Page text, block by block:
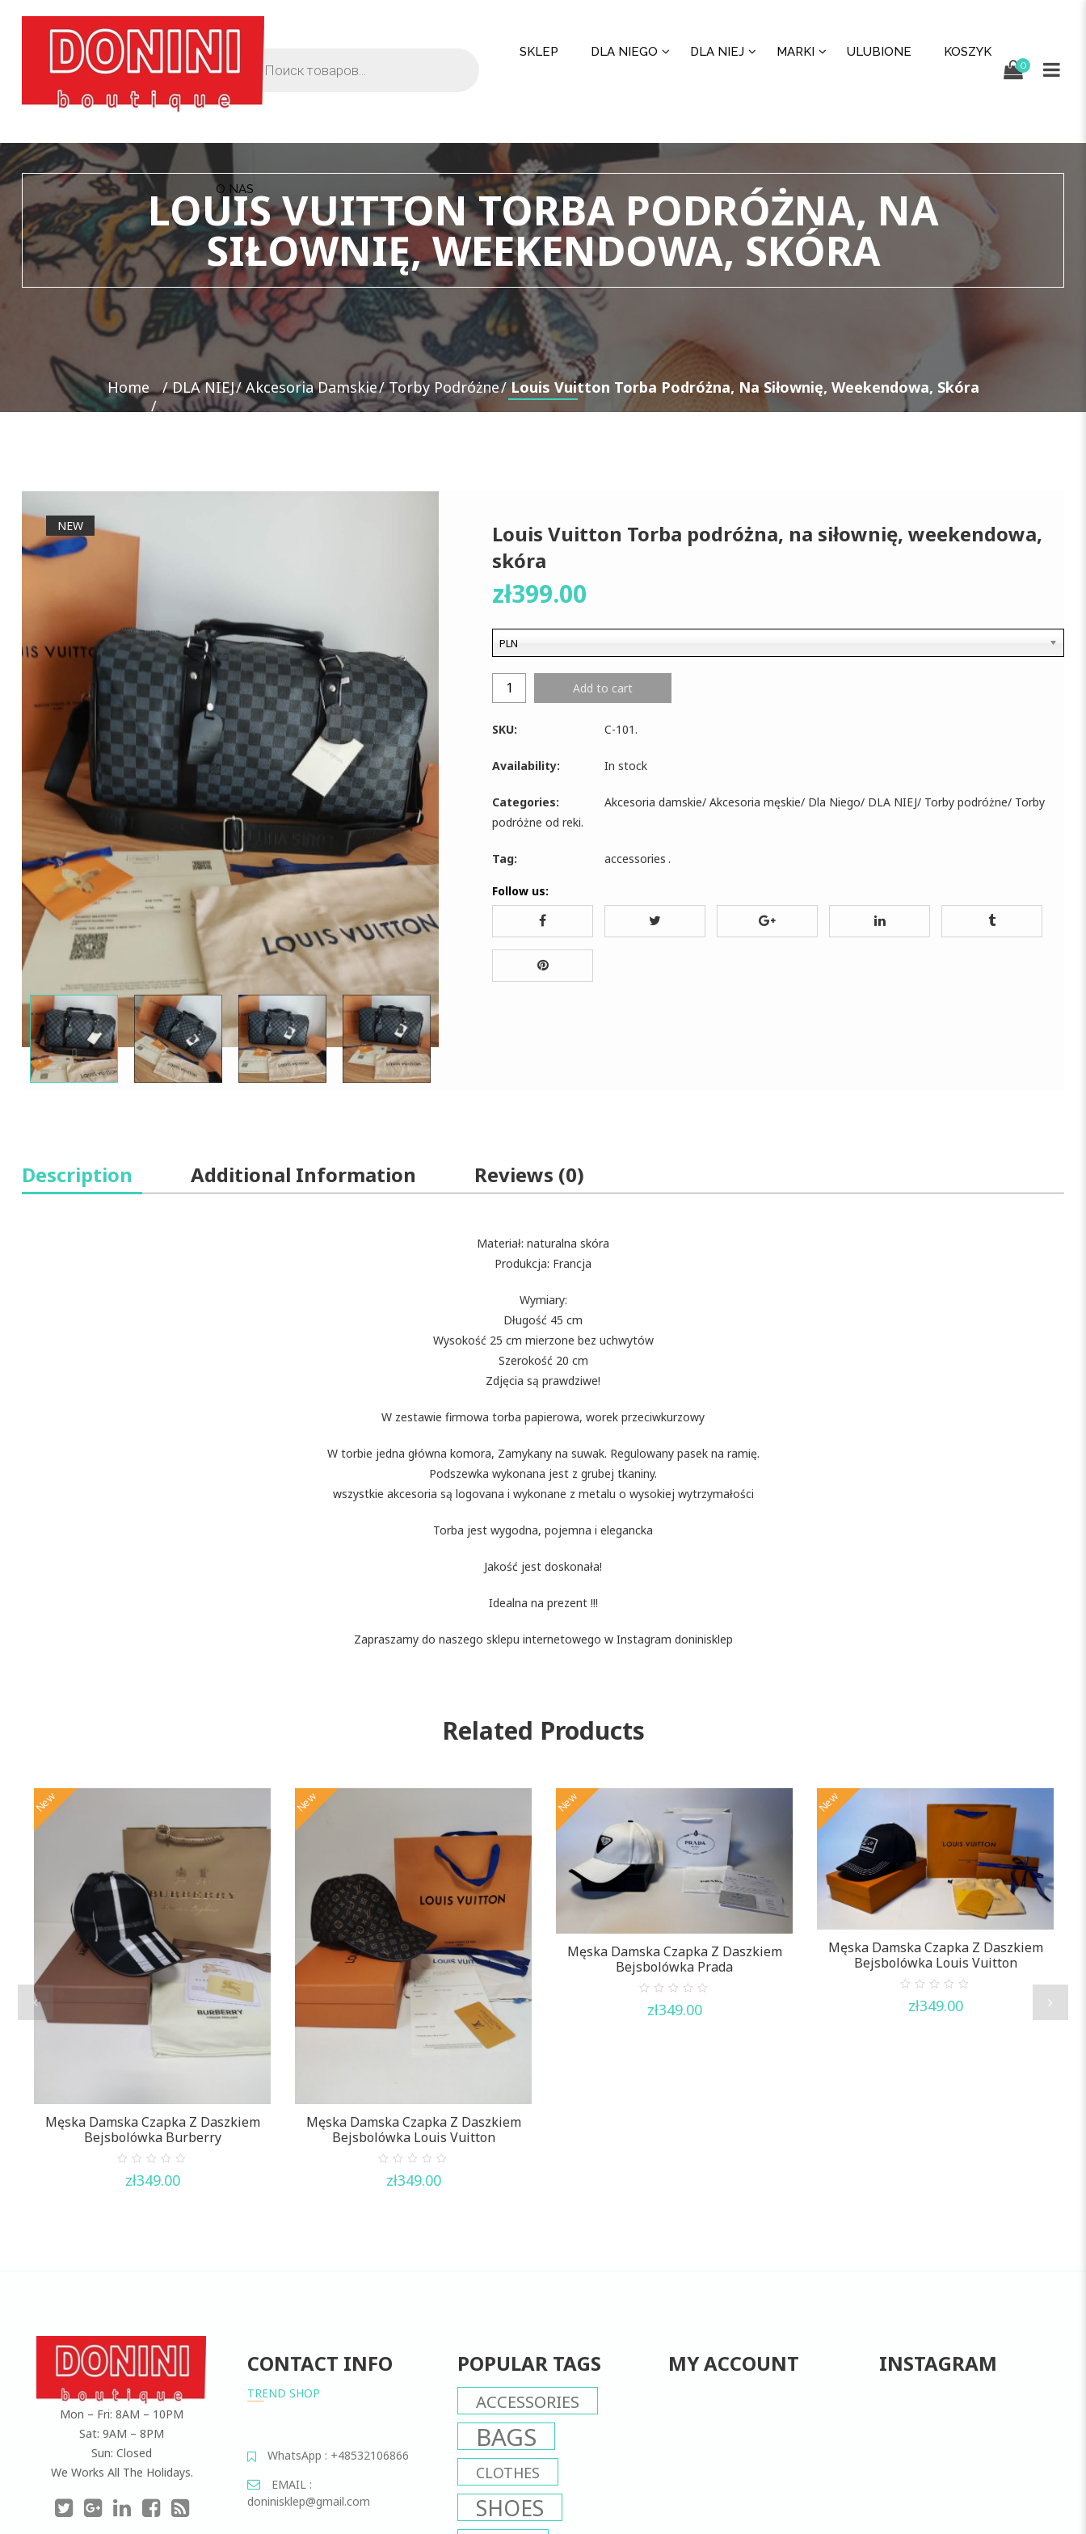
SKLEP DLA NIEGO DLA NIEJ MARKI ULUBIONE KOSZYK
O NAS
0
LOUIS VUITTON TORBA PODRÓŻNA, NA
SIŁOWNIĘ, WEEKENDOWA, SKÓRA
Home DLA NIEJ Akcesoria Damskie Torby Podróżne Louis Vuitton Torba Podróżna, Na Siłownię, Weekendowa, Skóra
NEW
Louis Vuitton Torba podróżna, na siłownię, weekendowa,
skóra
zł399.00
PLN
Add to cart
SKU: C-101.
Availability: In stock
Categories: Akcesoria damskie/ Akcesoria męskie/ Dla Niego/ DLA NIEJ/ Torby podróżne/ Torby
podróżne od reki.
Tag: accessories .
Follow us:
Description Additional Information Reviews (0)
Materiał: naturalna skóra
Produkcja: Francja
Wymiary:
Długość 45 cm
Wysokość 25 cm mierzone bez uchwytów
Szerokość 20 cm
Zdjęcia są prawdziwe!
W zestawie firmowa torba papierowa, worek przeciwkurzowy
W torbie jedna główna komora, Zamykany na suwak. Regulowany pasek na ramię.
Podszewka wykonana jest z grubej tkaniny.
wszystkie akcesoria są logovana i wykonane z metalu o wysokiej wytrzymałości
Torba jest wygodna, pojemna i elegancka
Jakość jest doskonała!
Idealna na prezent !!!
Zapraszamy do naszego sklepu internetowego w Instagram doninisklep
Related Products
New
Męska Damska Czapka Z Daszkiem
Bejsbolówka Burberry
out
zł349.00
New
Męska Damska Czapka Z Daszkiem
Bejsbolówka Louis Vuitton
out
zł349.00
New
Męska Damska Czapka Z Daszkiem
Bejsbolówka Prada
out
zł349.00
New
Męska Damska Czapka Z Daszkiem
Bejsbolówka Louis Vuitton
out
zł349.00
Mon – Fri: 8AM – 10PM
Sat: 9AM – 8PM
Sun: Closed
We Works All The Holidays.
CONTACT INFO
TREND SHOP
WhatsApp : +48532106866
EMAIL :
doninisklep@gmail.com
POPULAR TAGS
ACCESSORIES
BAGS
CLOTHES
SHOES
MY ACCOUNT INSTAGRAM